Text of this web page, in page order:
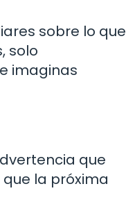
sobre lo que
solo
imaginas
que
la próxima